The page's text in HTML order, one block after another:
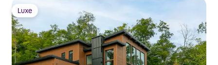
Luxe
Luxe